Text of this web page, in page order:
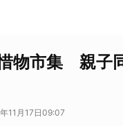
物市集 親子
11月17日09:07